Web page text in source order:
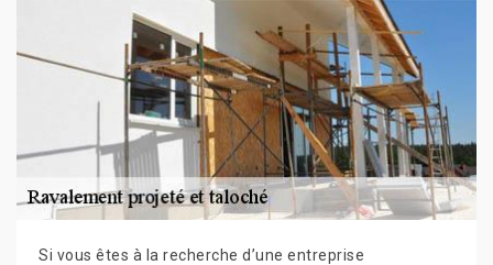
Si vous êtes à la recherche d’une entreprise